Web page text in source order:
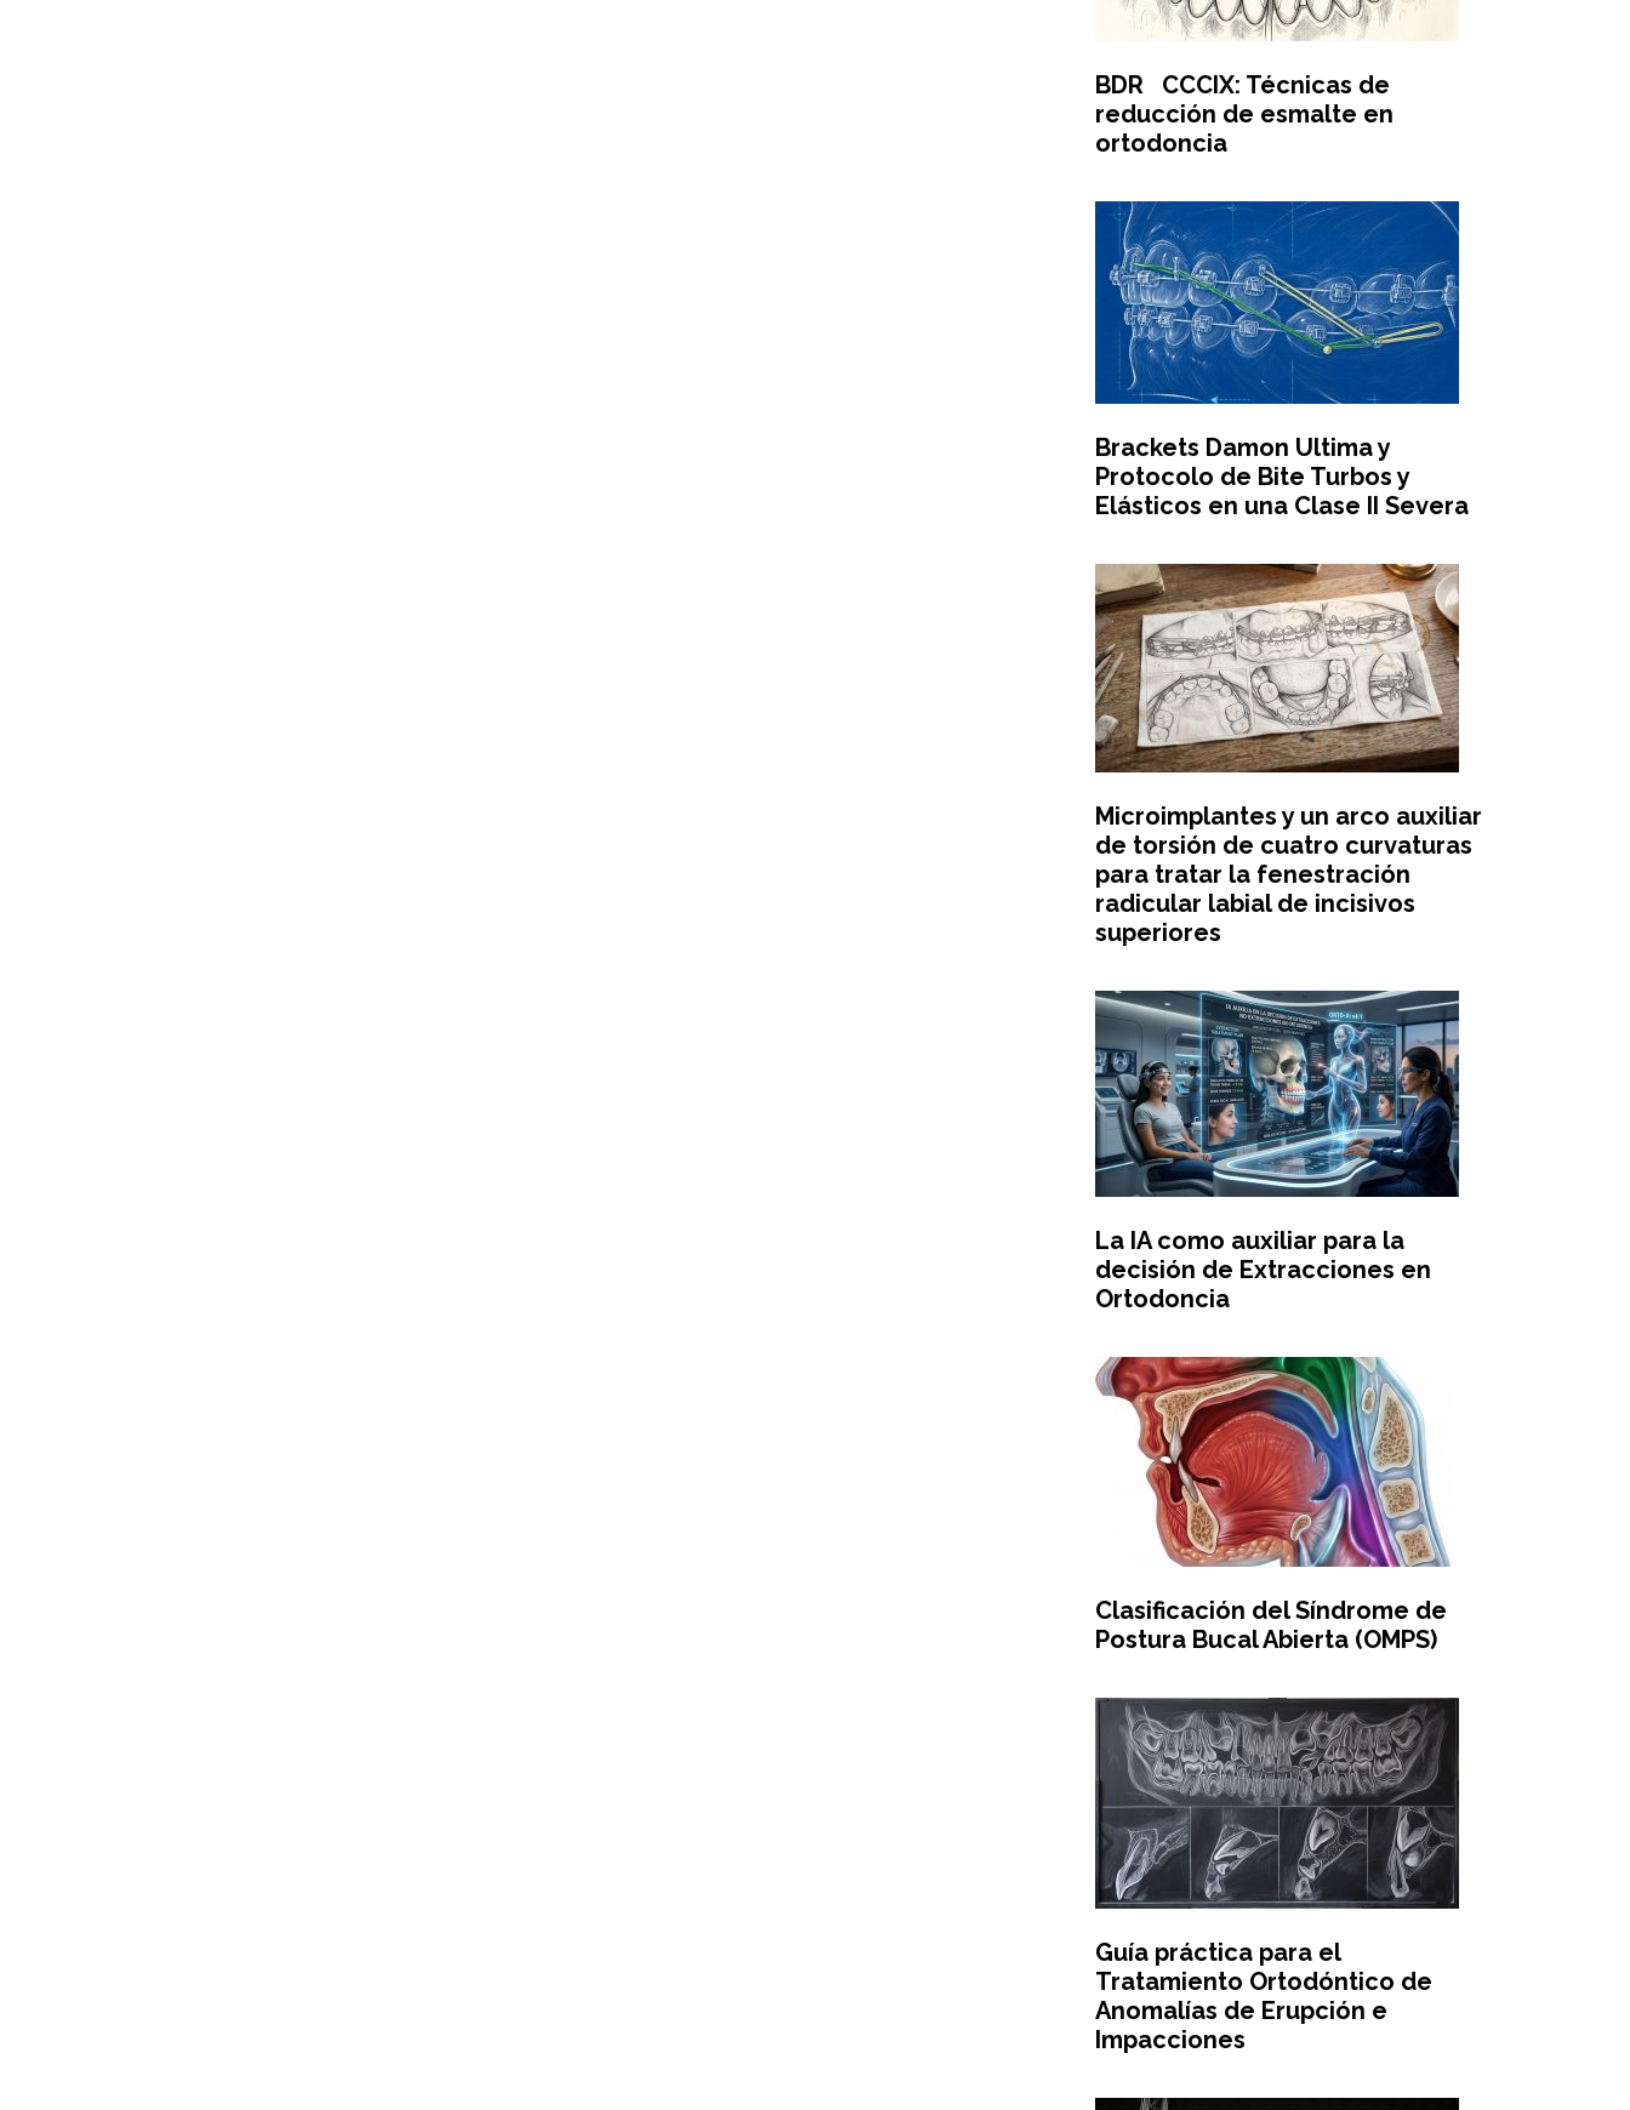
BDR CCCIX: Técnicas de
reducción de esmalte en
ortodoncia
Brackets Damon Ultima y
Protocolo de Bite Turbos y
Elásticos en una Clase II Severa
Microimplantes y un arco auxiliar
de torsión de cuatro curvaturas
para tratar la fenestración
radicular labial de incisivos
superiores
La IA como auxiliar para la
decisión de Extracciones en
Ortodoncia
Clasificación del Síndrome de
Postura Bucal Abierta (OMPS)
Guía práctica para el
Tratamiento Ortodóntico de
Anomalías de Erupción e
Impacciones